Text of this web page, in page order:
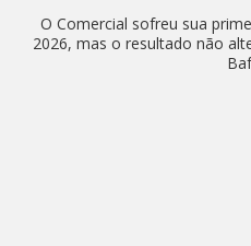
O Comercial sofreu sua
2026, mas o resultado não